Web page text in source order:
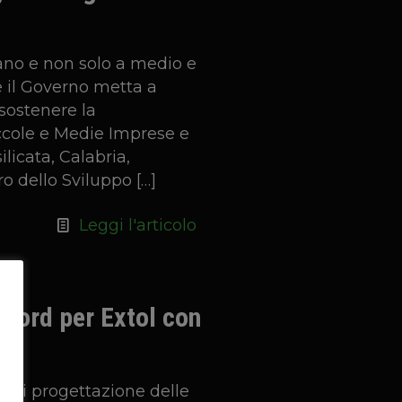
e non solo a medio e
Governo metta a
la
e Medie Imprese e
Calabria,
dello Sviluppo […]
Leggi l'articolo
per Extol con
di progettazione delle